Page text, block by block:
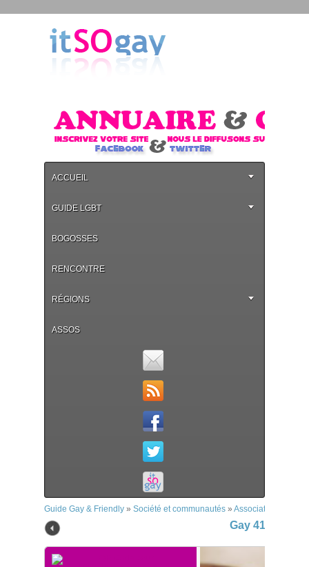
ACCUEIL
GUIDE LGBT
BOGOSSES
RENCONTRE
RÉGIONS
ASSOS
Guide Gay & Friendly » Société et communautés » Associations
Gay 41